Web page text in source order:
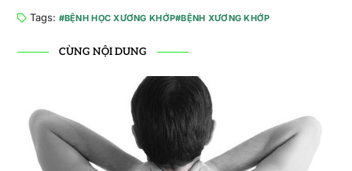
Tags: BỆNH HỌC XƯƠNG KHỚP BỆNH XƯƠNG KHỚP
CÙNG NỘI DUNG